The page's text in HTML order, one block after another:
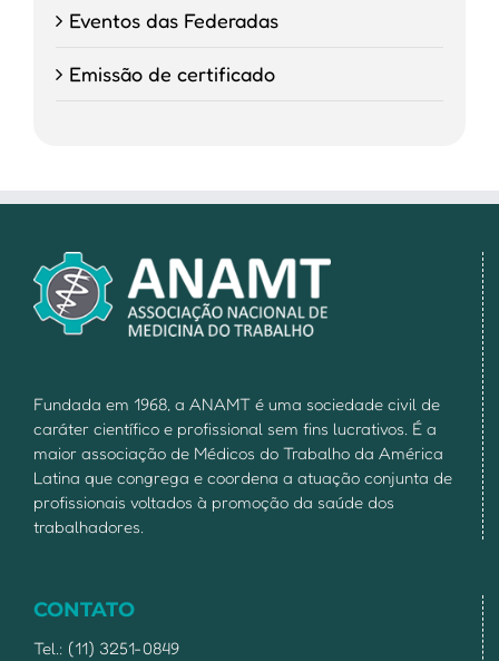
Eventos das Federadas
Emissão de certificado
Fundada em 1968, a ANAMT é uma sociedade civil de
caráter científico e profissional sem fins lucrativos. É a
maior associação de Médicos do Trabalho da América
Latina que congrega e coordena a atuação conjunta de
profissionais voltados à promoção da saúde dos
trabalhadores.
CONTATO
Tel.: (11) 3251-0849